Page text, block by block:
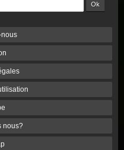
nous?